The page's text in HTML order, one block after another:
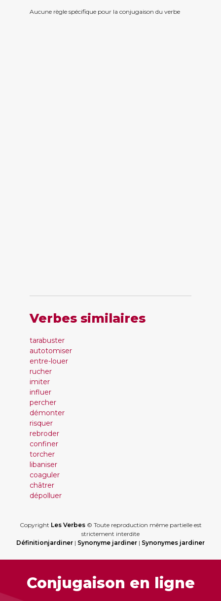
Aucune règle spécifique pour la conjugaison du verbe
Verbes similaires
tarabuster
autotomiser
entre-louer
rucher
imiter
influer
percher
démonter
risquer
rebroder
confiner
torcher
libaniser
coaguler
châtrer
dépolluer
Copyright Les Verbes© Toute reproduction même partielle est
strictement interdite
Définitionjardiner | Synonyme jardiner | Synonymes jardiner
Conjugaison en ligne